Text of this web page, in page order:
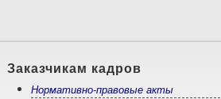
Заказчикам кадров
Нормативно-правовые акты